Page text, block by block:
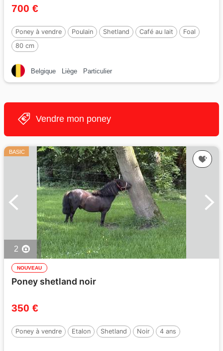
700 €
Poney à vendre Poulain Shetland Café au lait
Foal
80 cm
Belgique Liège Particulier
Vendre mon poney
BASIC
2
NOUVEAU
Poney shetland noir
350 €
Poney à vendre Etalon Shetland Noir 4 ans